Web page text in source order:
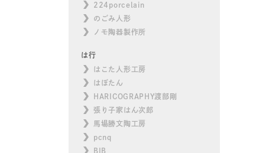
224porcelain
のごみ人形
ノモ陶器製作所
は行
はこた人形工房
はぼたん
HARICOGRAPHY渡部剛
張り子家はん次郎
馬場勝文陶工房
pcnq
BIB